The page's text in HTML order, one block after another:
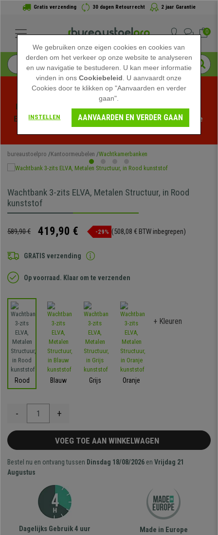
Gratis verzending 30 dagen Retourrecht 2 jaar Garantie
0
Profiteer van de Zomeruitverkoop bij bureaustoelpro!
Exclusieve kortingen voor een beperkte tijd - Bekijk de
bureaustoelpro Kantoormeubelen Wachtkamerbanken
Wachtbank 3-zits ELVA, Metalen Structuur, in Rood
kunststof
589,90 € 419,90 € -29% (508,08 € BTW inbegrepen)
GRATIS verzending
Op voorraad. Klaar om te verzenden
Rood Blauw Grijs Oranje
+ Kleuren
- +
VOEG TOE AAN WINKELWAGEN
Bestel nu en ontvang tussen Dinsdag 18/08/2026 en Vrijdag 21
Augustus
Dagelijks Gebruik 4 uur Made in Europe
We gebruiken onze eigen cookies en cookies van
derden om het verkeer op onze website te analyseren
en uw navigatie te bestuderen. U kan meer informatie
vinden in onsCookiebeleid . U aanvaardt onze
Cookies door te klikken op "Aanvaarden en verder
gaan".
INSTELLEN AANVAARDEN EN VERDER GAAN